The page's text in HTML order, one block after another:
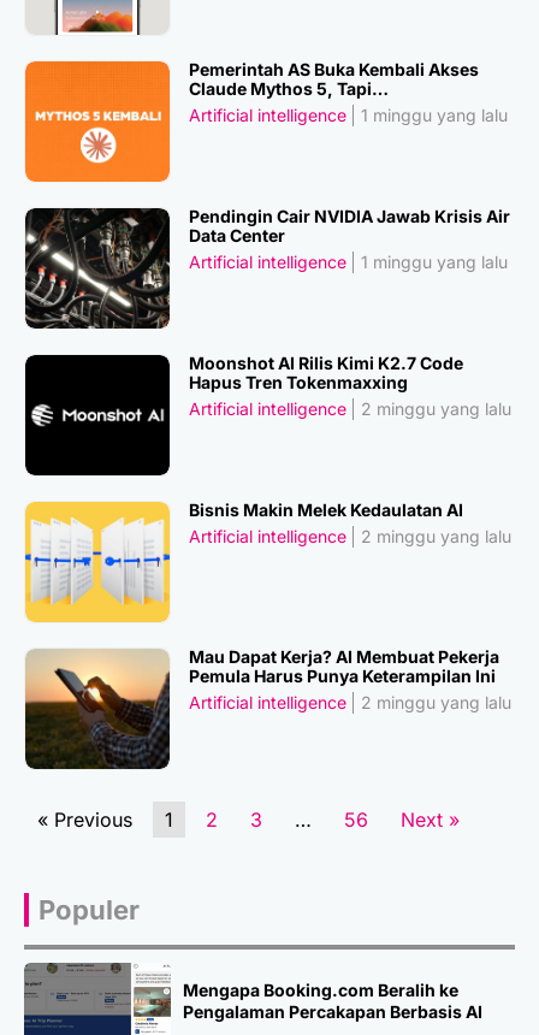
Pemerintah AS Buka Kembali Akses
Claude Mythos 5, Tapi…
Artificial intelligence
1 minggu yang lalu
Pendingin Cair NVIDIA Jawab Krisis Air
Data Center
Artificial intelligence
1 minggu yang lalu
Moonshot AI Rilis Kimi K2.7 Code
Hapus Tren Tokenmaxxing
Artificial intelligence
2 minggu yang lalu
Bisnis Makin Melek Kedaulatan AI
Artificial intelligence
2 minggu yang lalu
Mau Dapat Kerja? AI Membuat Pekerja
Pemula Harus Punya Keterampilan Ini
Artificial intelligence
2 minggu yang lalu
« Previous 1 2 3 … 56 Next »
Populer
Mengapa Booking.com Beralih ke
Pengalaman Percakapan Berbasis AI